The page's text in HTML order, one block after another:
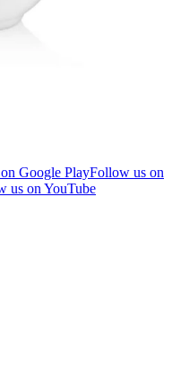
Google PlayFollow us on
us on YouTube